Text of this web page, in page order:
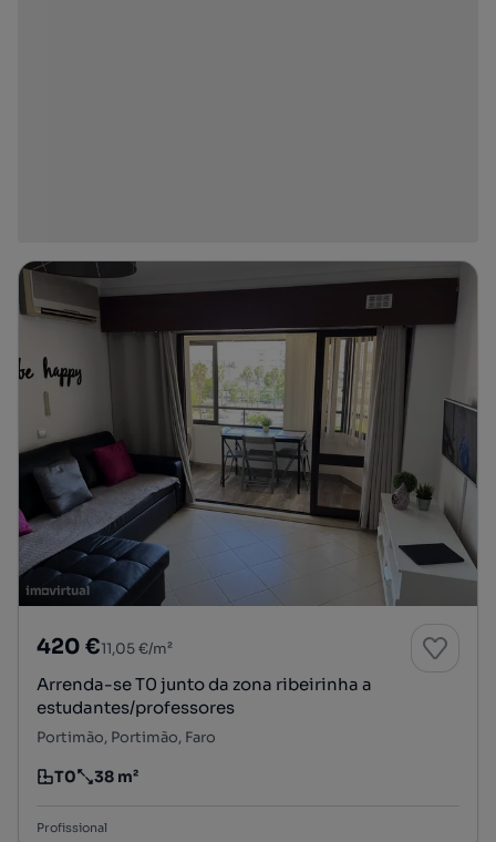
420 €11,05 €/m²
Arrenda-se T0 junto da zona ribeirinha a
estudantes/professores
Portimão, Portimão, Faro
Tipologia
T0
Preço por metro quadrado
38 m²
Profissional